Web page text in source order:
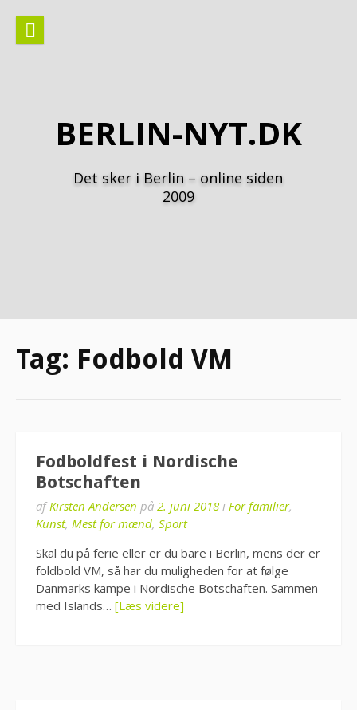
indhold
BERLIN-NYT.DK
Det sker i Berlin – online siden
2009
Tag: Fodbold VM
Fodboldfest i Nordische
Botschaften
afKirsten Andersen på 2. juni 2018 i For familier,
Kunst, Mest for mænd, Sport
Skal du på ferie eller er du bare i Berlin, mens der er
foldbold VM, så har du muligheden for at følge
Danmarks kampe i Nordische Botschaften. Sammen
med Islands… [Læs videre]